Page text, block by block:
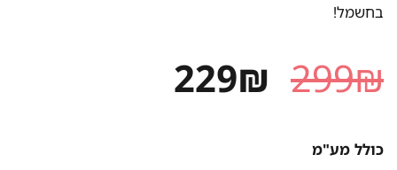
בחשמל!
299₪ המחיר
229₪ המחיר
כולל מע"מ